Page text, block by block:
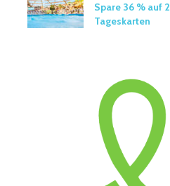
Spare 36 % auf 2
Tageskarten